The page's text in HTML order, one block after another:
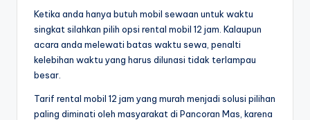
Ketika anda hanya butuh mobil sewaan untuk waktu
singkat silahkan pilih opsi rental mobil 12 jam. Kalaupun
acara anda melewati batas waktu sewa, penalti
kelebihan waktu yang harus dilunasi tidak terlampau
besar.
Tarif rental mobil 12 jam yang murah menjadi solusi pilihan
paling diminati oleh masyarakat di Pancoran Mas, karena